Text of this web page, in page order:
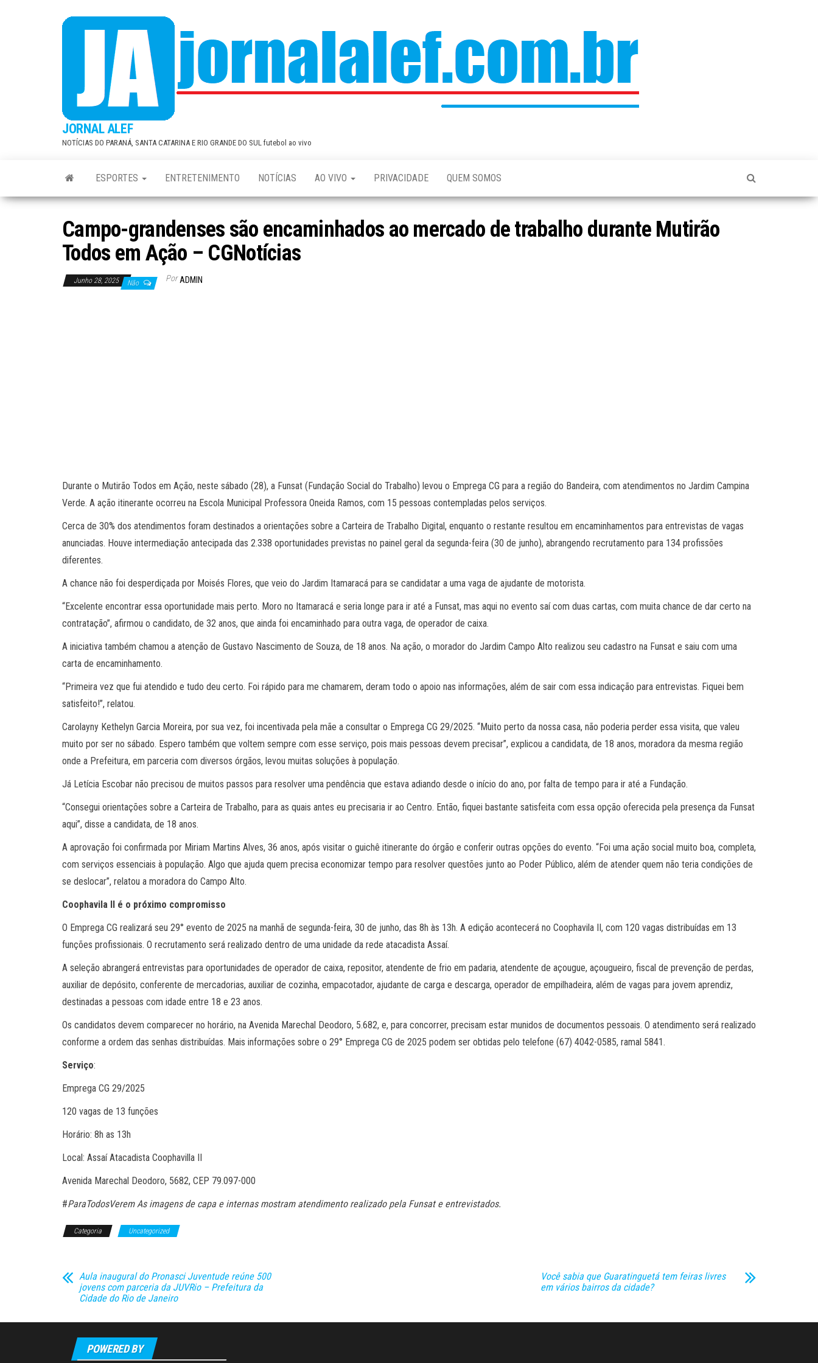
JORNAL ALEF
NOTÍCIAS DO PARANÁ, SANTA CATARINA E RIO GRANDE DO SUL futebol ao vivo
ESPORTES ENTRETENIMENTO NOTÍCIAS AO VIVO PRIVACIDADE QUEM SOMOS
Campo-grandenses são encaminhados ao mercado de trabalho durante Mutirão
Todos em Ação – CGNotícias
Junho 28, 2025 Não Por ADMIN
Durante o Mutirão Todos em Ação, neste sábado (28), a Funsat (Fundação Social do Trabalho) levou o Emprega CG para a região do Bandeira, com atendimentos no Jardim Campina
Verde. A ação itinerante ocorreu na Escola Municipal Professora Oneida Ramos, com 15 pessoas contempladas pelos serviços.
Cerca de 30% dos atendimentos foram destinados a orientações sobre a Carteira de Trabalho Digital, enquanto o restante resultou em encaminhamentos para entrevistas de vagas
anunciadas. Houve intermediação antecipada das 2.338 oportunidades previstas no painel geral da segunda-feira (30 de junho), abrangendo recrutamento para 134 profissões
diferentes.
A chance não foi desperdiçada por Moisés Flores, que veio do Jardim Itamaracá para se candidatar a uma vaga de ajudante de motorista.
“Excelente encontrar essa oportunidade mais perto. Moro no Itamaracá e seria longe para ir até a Funsat, mas aqui no evento saí com duas cartas, com muita chance de dar certo na
contratação”, afirmou o candidato, de 32 anos, que ainda foi encaminhado para outra vaga, de operador de caixa.
A iniciativa também chamou a atenção de Gustavo Nascimento de Souza, de 18 anos. Na ação, o morador do Jardim Campo Alto realizou seu cadastro na Funsat e saiu com uma
carta de encaminhamento.
“Primeira vez que fui atendido e tudo deu certo. Foi rápido para me chamarem, deram todo o apoio nas informações, além de sair com essa indicação para entrevistas. Fiquei bem
satisfeito!”, relatou.
Carolayny Kethelyn Garcia Moreira, por sua vez, foi incentivada pela mãe a consultar o Emprega CG 29/2025. “Muito perto da nossa casa, não poderia perder essa visita, que valeu
muito por ser no sábado. Espero também que voltem sempre com esse serviço, pois mais pessoas devem precisar”, explicou a candidata, de 18 anos, moradora da mesma região
onde a Prefeitura, em parceria com diversos órgãos, levou muitas soluções à população.
Já Letícia Escobar não precisou de muitos passos para resolver uma pendência que estava adiando desde o início do ano, por falta de tempo para ir até a Fundação.
“Consegui orientações sobre a Carteira de Trabalho, para as quais antes eu precisaria ir ao Centro. Então, fiquei bastante satisfeita com essa opção oferecida pela presença da Funsat
aqui”, disse a candidata, de 18 anos.
A aprovação foi confirmada por Miriam Martins Alves, 36 anos, após visitar o guichê itinerante do órgão e conferir outras opções do evento. “Foi uma ação social muito boa, completa,
com serviços essenciais à população. Algo que ajuda quem precisa economizar tempo para resolver questões junto ao Poder Público, além de atender quem não teria condições de
se deslocar”, relatou a moradora do Campo Alto.
Coophavila II é o próximo compromisso
O Emprega CG realizará seu 29° evento de 2025 na manhã de segunda-feira, 30 de junho, das 8h às 13h. A edição acontecerá no Coophavila II, com 120 vagas distribuídas em 13
funções profissionais. O recrutamento será realizado dentro de uma unidade da rede atacadista Assaí.
A seleção abrangerá entrevistas para oportunidades de operador de caixa, repositor, atendente de frio em padaria, atendente de açougue, açougueiro, fiscal de prevenção de perdas,
auxiliar de depósito, conferente de mercadorias, auxiliar de cozinha, empacotador, ajudante de carga e descarga, operador de empilhadeira, além de vagas para jovem aprendiz,
destinadas a pessoas com idade entre 18 e 23 anos.
Os candidatos devem comparecer no horário, na Avenida Marechal Deodoro, 5.682, e, para concorrer, precisam estar munidos de documentos pessoais. O atendimento será realizado
conforme a ordem das senhas distribuídas. Mais informações sobre o 29° Emprega CG de 2025 podem ser obtidas pelo telefone (67) 4042-0585, ramal 5841.
Serviço:
Emprega CG 29/2025
120 vagas de 13 funções
Horário: 8h as 13h
Local: Assaí Atacadista Coophavilla II
Avenida Marechal Deodoro, 5682, CEP 79.097-000
#ParaTodosVerem As imagens de capa e internas mostram atendimento realizado pela Funsat e entrevistados.
Categoria Uncategorized
Aula inaugural do Pronasci Juventude reúne 500
jovens com parceria da JUVRio – Prefeitura da
Cidade do Rio de Janeiro
Você sabia que Guaratinguetá tem feiras livres
em vários bairros da cidade?
POWERED BY